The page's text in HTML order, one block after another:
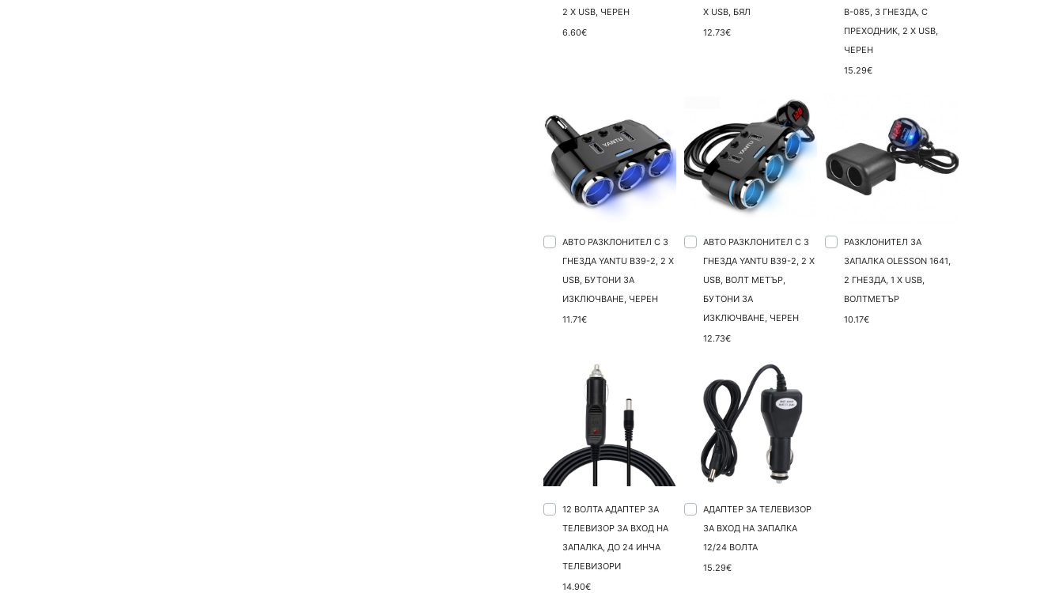
2 X USB, ЧЕРЕН
6.60€
X USB, БЯЛ
12.73€
В-085, 3 ГНЕЗДА, С
ПРЕХОДНИК, 2 X USB,
ЧЕРЕН
15.29€
АВТО РАЗКЛОНИТЕЛ С 3
ГНЕЗДА YANTU B39-2, 2 X
USB, БУТОНИ ЗА
ИЗКЛЮЧВАНЕ, ЧЕРЕН
11.71€
АВТО РАЗКЛОНИТЕЛ С 3
ГНЕЗДА YANTU B39-2, 2 X
USB, ВОЛТ МЕТЪР,
БУТОНИ ЗА
ИЗКЛЮЧВАНЕ, ЧЕРЕН
12.73€
РАЗКЛОНИТЕЛ ЗА
ЗАПАЛКА OLESSON 1641,
2 ГНЕЗДА, 1 X USB,
ВОЛТМЕТЪР
10.17€
12 ВОЛТА АДАПТЕР ЗА
ТЕЛЕВИЗОР ЗА ВХОД НА
ЗАПАЛКА, ДО 24 ИНЧА
ТЕЛЕВИЗОРИ
14.90€
АДАПТЕР ЗА ТЕЛЕВИЗОР
ЗА ВХОД НА ЗАПАЛКА
12/24 ВОЛТА
15.29€